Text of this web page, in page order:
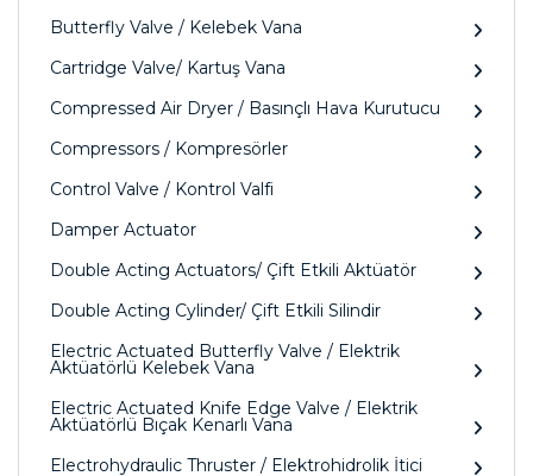
Butterfly Valve / Kelebek Vana
Cartridge Valve/ Kartuş Vana
Compressed Air Dryer / Basınçlı Hava Kurutucu
Compressors / Kompresörler
Control Valve / Kontrol Valfi
Damper Actuator
Double Acting Actuators/ Çift Etkili Aktüatör
Double Acting Cylinder/ Çift Etkili Silindir
Electric Actuated Butterfly Valve / Elektrik
Aktüatörlü Kelebek Vana
Electric Actuated Knife Edge Valve / Elektrik
Aktüatörlü Bıçak Kenarlı Vana
Electrohydraulic Thruster / Elektrohidrolik İtici